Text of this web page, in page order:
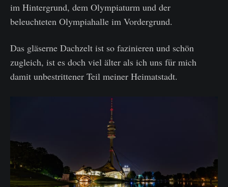
im Hintergrund, dem Olympiaturm und der
beleuchteten Olympiahalle im Vordergrund.
Das gläserne Dachzelt ist so fazinieren und schön
zugleich, ist es doch viel älter als ich uns für mich
damit unbestrittener Teil meiner Heimatstadt.